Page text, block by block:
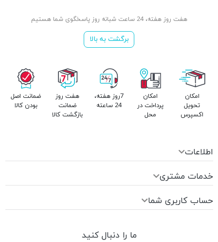
هفت روز هفته، 24 ساعت شبانه روز پاسخگوی شما هستیم
برگشت به بالا
امکان
تحویل
اکسپرس
امکان
پرداخت در
محل
7روز هفته،
24 ساعته
هفت روز
ضمانت
بازگشت کالا
ضمانت اصل
بودن کالا
اطلاعات
خدمات مشتری
حساب کاربری شما
ما را دنبال کنید